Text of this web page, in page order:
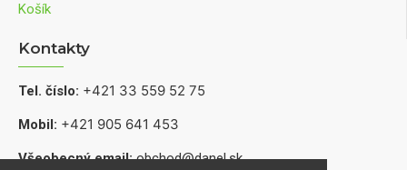
Košík
Kontakty
Tel. číslo: +421 33 559 52 75
Mobil: +421 905 641 453
Všeobecný email:obchod@danel.sk